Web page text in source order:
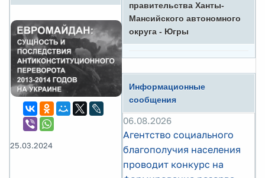
25.03.2024
правительства Ханты-
Мансийского автономного
округа - Югры
Информационные
сообщения
06.08.2026
Агентство социального
благополучия населения
проводит конкурс на